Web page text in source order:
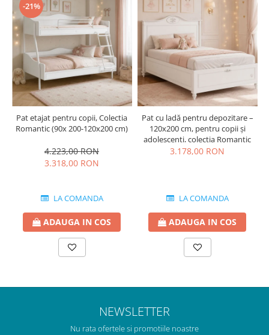
-21%
Pat etajat pentru copii, Colectia
Romantic (90x 200-120x200 cm)
4.223,00 RON
3.318,00 RON
LA COMANDA
ADAUGA IN COS
Pat cu ladă pentru depozitare –
120x200 cm, pentru copii și
adolescenți, colecția Romantic
3.178,00 RON
LA COMANDA
ADAUGA IN COS
NEWSLETTER
Nu rata ofertele si promotiile noastre